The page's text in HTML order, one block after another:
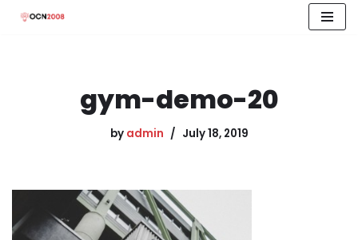
gym-demo-20
by admin July 18, 2019